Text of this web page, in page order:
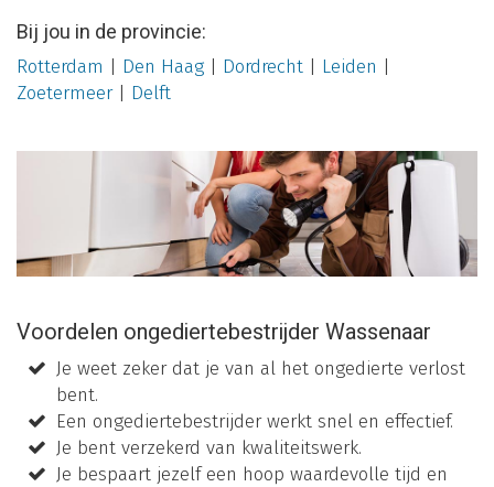
Bij jou in de provincie:
Rotterdam Den Haag Dordrecht Leiden
Zoetermeer| Delft
Voordelen ongediertebestrijder Wassenaar
Je weet zeker dat je van al het ongedierte verlost
bent.
Een ongediertebestrijder werkt snel en effectief.
Je bent verzekerd van kwaliteitswerk.
Je bespaart jezelf een hoop waardevolle tijd en